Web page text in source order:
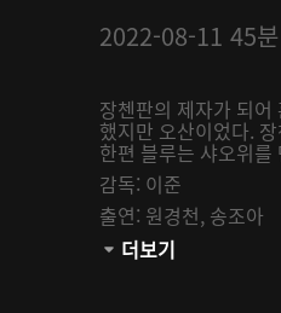
2022-08-11 45분
장첸판의 제자가 되
했지만 오산이었다.
한편 블루는 샤오위
감독: 이준
출연: 원경천, 송조아
관람등급:
더보기